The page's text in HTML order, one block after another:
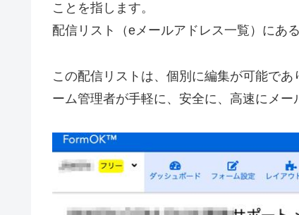
ことを指します。
配信リスト（eメールアドレス一覧）にあ
この配信リストは、個別に編集が可能で
ーム管理者が手軽に、安全に、高速にメー